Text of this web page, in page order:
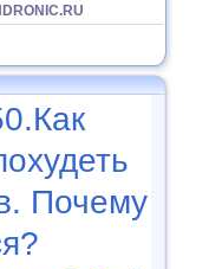
Почему